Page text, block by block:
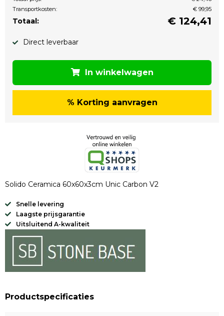
Transportkosten:
€ 99,95
Totaal: € 124,41
Direct leverbaar
In winkelwagen
% Korting aanvragen
Solido Ceramica 60x60x3cm Unic Carbon V2
Snelle levering
Laagste prijsgarantie
Uitsluitend A-kwaliteit
Productspecificaties